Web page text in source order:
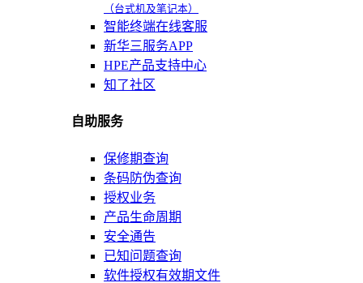
（台式机及笔记本）
智能终端在线客服
新华三服务APP
HPE产品支持中心
知了社区
自助服务
保修期查询
条码防伪查询
授权业务
产品生命周期
安全通告
已知问题查询
软件授权有效期文件